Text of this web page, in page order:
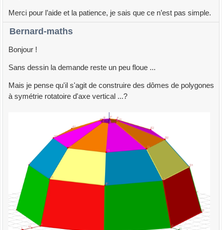
Merci pour l’aide et la patience, je sais que ce n’est pas simple.
Bernard-maths
Bonjour !
Sans dessin la demande reste un peu floue ...
Mais je pense qu'il s'agit de construire des dômes de polygones
à symétrie rotatoire d'axe vertical ...?